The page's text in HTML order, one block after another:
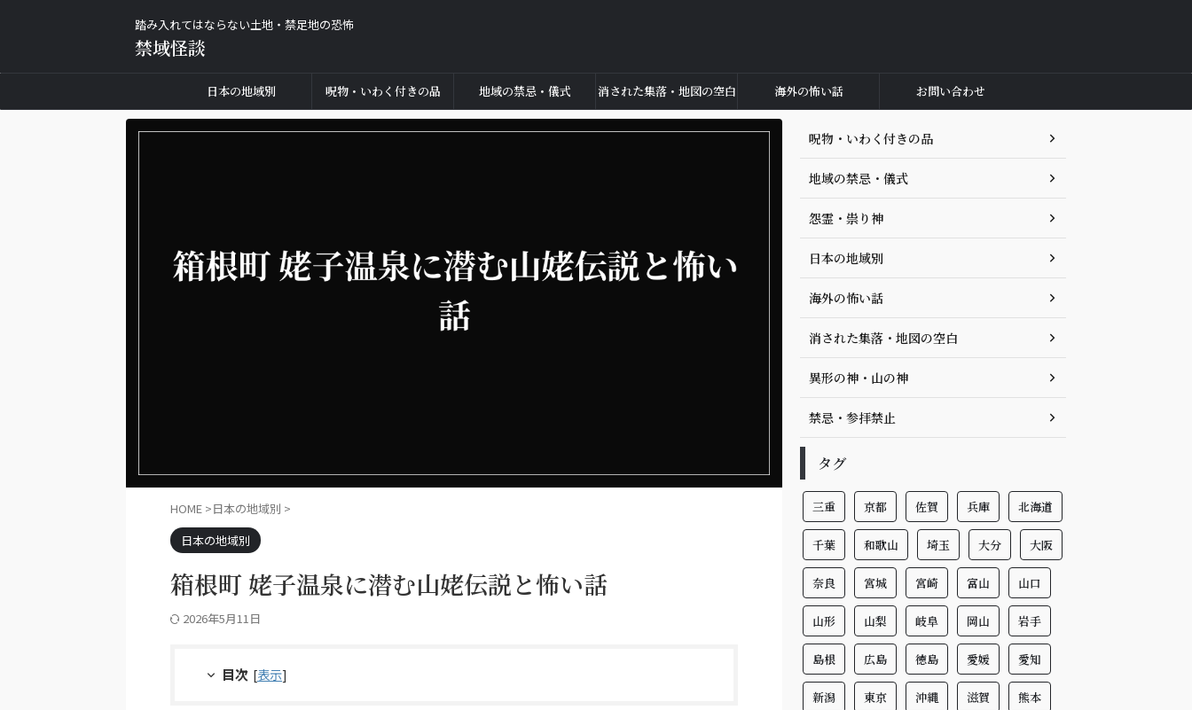
踏み入れてはならない土地・禁足地の恐怖
禁域怪談
日本の地域別 呪物・いわく付きの品 地域の禁忌・儀式 消された集落・地図の空白 海外の怖い話 お問い合わせ
HOME >日本の地域別 >
日本の地域別
箱根町 姥子温泉に潜む山姥伝説と怖い話
2026年5月11日
目次 [表示]
呪物・いわく付きの品
地域の禁忌・儀式
怨霊・祟り神
日本の地域別
海外の怖い話
消された集落・地図の空白
異形の神・山の神
禁忌・参拝禁止
タグ
三重 京都 佐賀 兵庫 北海道
千葉 和歌山 埼玉 大分 大阪
奈良 宮城 宮崎 富山 山口
山形 山梨 岐阜 岡山 岩手
島根 広島 徳島 愛媛 愛知
新潟 東京 沖縄 滋賀 熊本